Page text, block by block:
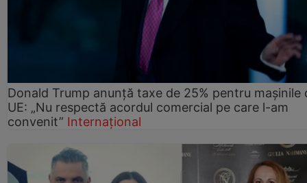
Donald Trump anunță taxe de 25% pentru mașinile
UE: „Nu respectă acordul comercial pe care l-am
convenit” Internațional